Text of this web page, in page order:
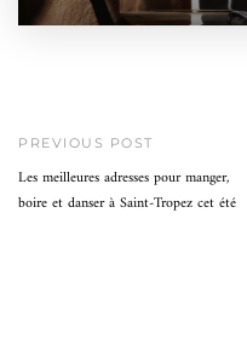
PREVIOUS POST
Les meilleures adresses pour manger,
boire et danser à Saint-Tropez cet été